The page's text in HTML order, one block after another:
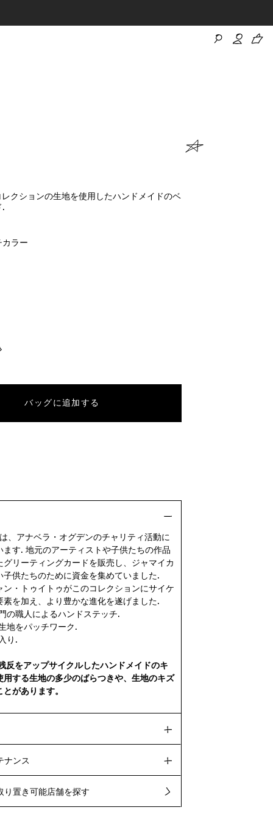
クションの生地を使用したハンドメイドのベ
.
カラー
バッグに追加する
、アナベラ・オグデンのチャリティ活動に
ます. 地元のアーティストや子供たちの作品
グリーティングカードを販売し、ジャマイカ
子供たちのために資金を集めていました.
ン・トゥイトゥがこのコレクションにサイケ
素を加え、より豊かな進化を遂げました.
の職人によるハンドステッチ.
地をパッチワーク.
り.
反をアップサイクルしたハンドメイドのキ
用する生地の多少のばらつきや、生地のキズ
があります。
ナンス
り置き可能店舗を探す